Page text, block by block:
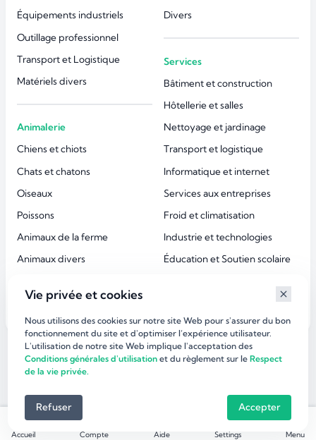
Équipements industriels
Outillage professionnel
Transport et Logistique
Matériels divers
Animalerie
Chiens et chiots
Chats et chatons
Oiseaux
Poissons
Animaux de la ferme
Animaux divers
Divers
Services
Bâtiment et construction
Hôtellerie et salles
Nettoyage et jardinage
Transport et logistique
Informatique et internet
Services aux entreprises
Froid et climatisation
Industrie et technologies
Éducation et Soutien scolaire
©dirlaffaire.com 2026
Accueil Compte Aide Settings Menu
Vie privée et cookies
Nous utilisons des cookies sur notre site Web pour s'assurer du bon
fonctionnement du site et d'optimiser l’expérience utilisateur.
L'utilisation de notre site Web implique l'acceptation des
Conditions générales d'utilisation et du règlement sur leRespect
de la vie privée.
Refuser Accepter